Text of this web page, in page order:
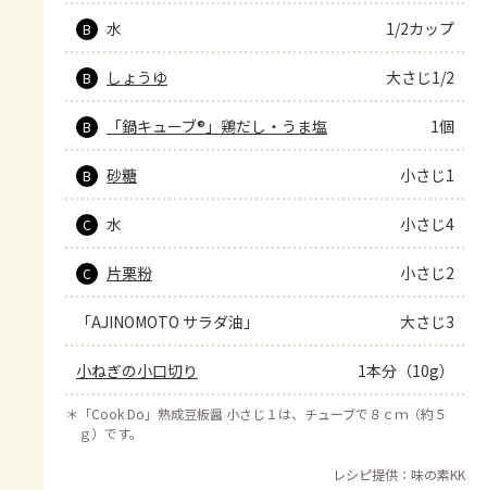
B 水 1/2カップ
B しょうゆ 大さじ1/2
B 「鍋キューブ®」鶏だし・うま塩 1個
B 砂糖 小さじ1
C 水 小さじ4
C 片栗粉 小さじ2
「AJINOMOTO サラダ油」 大さじ3
小ねぎの小口切り 1本分（10g）
＊ 「Cook Do」熟成豆板醤 小さじ１は、チューブで８ｃｍ（約５
ｇ）です。
レシピ提供：味の素KK